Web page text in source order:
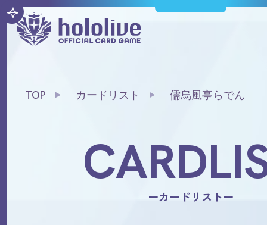
TOP カードリスト 儒烏風亭らでん
ーカードリストー